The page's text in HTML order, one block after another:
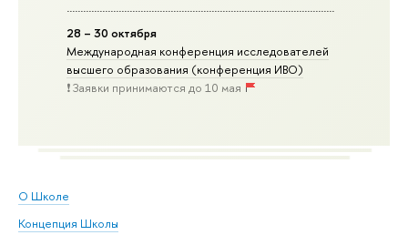
28 – 30 октября
Международная конференция исследователей
высшего образования (конференция ИВО)
❗️ Заявки принимаются до 10 мая
О Школе
Концепция Школы